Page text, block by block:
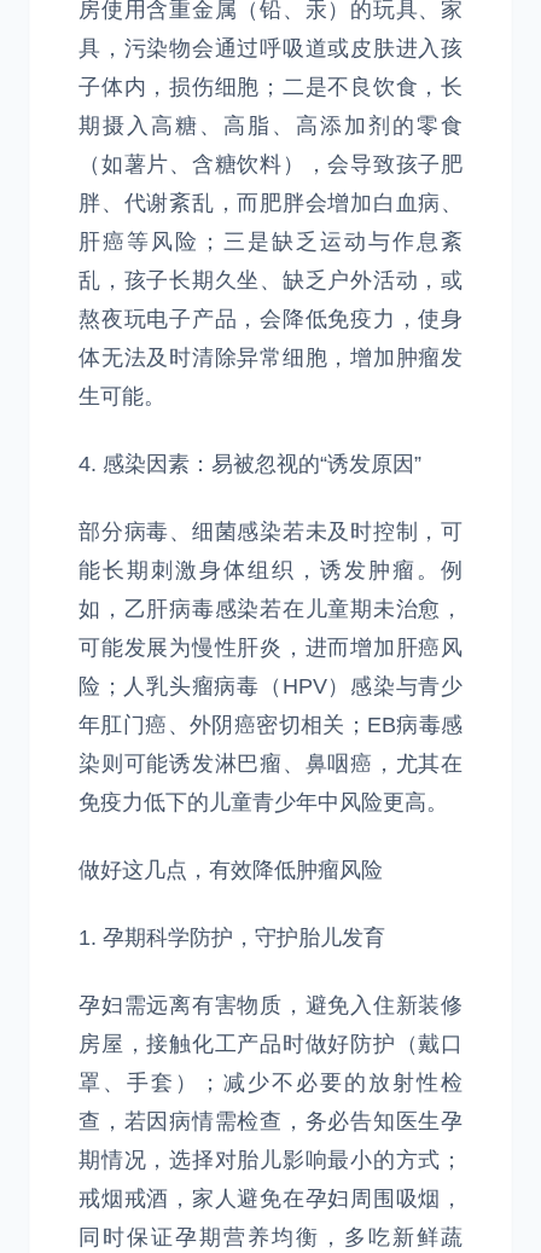
房使用含重金属（铅、汞）的玩具、家
具，污染物会通过呼吸道或皮肤进入孩
子体内，损伤细胞；二是不良饮食，长
期摄入高糖、高脂、高添加剂的零食
（如薯片、含糖饮料），会导致孩子肥
胖、代谢紊乱，而肥胖会增加白血病、
肝癌等风险；三是缺乏运动与作息紊
乱，孩子长期久坐、缺乏户外活动，或
熬夜玩电子产品，会降低免疫力，使身
体无法及时清除异常细胞，增加肿瘤发
生可能。
4. 感染因素：易被忽视的“诱发原因”
部分病毒、细菌感染若未及时控制，可
能长期刺激身体组织，诱发肿瘤。例
如，乙肝病毒感染若在儿童期未治愈，
可能发展为慢性肝炎，进而增加肝癌风
险；人乳头瘤病毒（HPV）感染与青少
年肛门癌、外阴癌密切相关；EB病毒感
染则可能诱发淋巴瘤、鼻咽癌，尤其在
免疫力低下的儿童青少年中风险更高。
做好这几点，有效降低肿瘤风险
1. 孕期科学防护，守护胎儿发育
孕妇需远离有害物质，避免入住新装修
房屋，接触化工产品时做好防护（戴口
罩、手套）；减少不必要的放射性检
查，若因病情需检查，务必告知医生孕
期情况，选择对胎儿影响最小的方式；
戒烟戒酒，家人避免在孕妇周围吸烟，
同时保证孕期营养均衡，多吃新鲜蔬